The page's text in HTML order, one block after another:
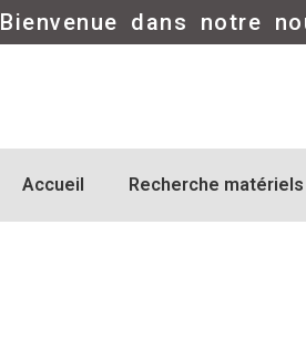
Bienvenue dans notre
Accueil Recherche matériels